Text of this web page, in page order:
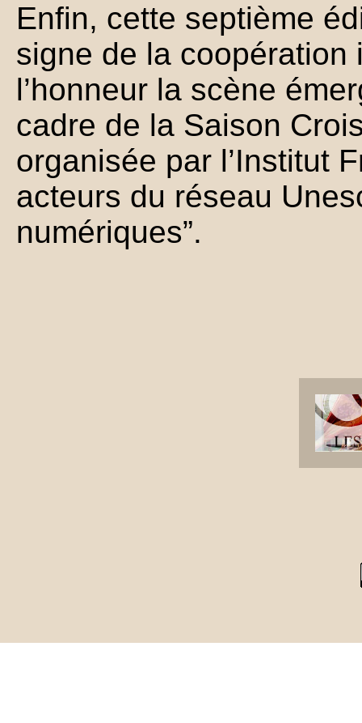
Enfin, cette septième
signe de la coopération
l’honneur la scène
cadre de la Saison
organisée par l’Institut
acteurs du réseau
numériques”.